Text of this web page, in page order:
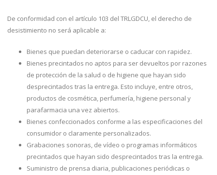
De conformidad con el artículo 103 del TRLGDCU, el derecho de
desistimiento no será aplicable a:
Bienes que puedan deteriorarse o caducar con rapidez.
Bienes precintados no aptos para ser devueltos por razones
de protección de la salud o de higiene que hayan sido
desprecintados tras la entrega. Esto incluye, entre otros,
productos de cosmética, perfumería, higiene personal y
parafarmacia una vez abiertos.
Bienes confeccionados conforme a las especificaciones del
consumidor o claramente personalizados.
Grabaciones sonoras, de vídeo o programas informáticos
precintados que hayan sido desprecintados tras la entrega.
Suministro de prensa diaria, publicaciones periódicas o